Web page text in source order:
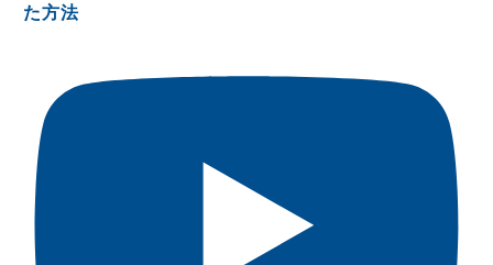
た方法